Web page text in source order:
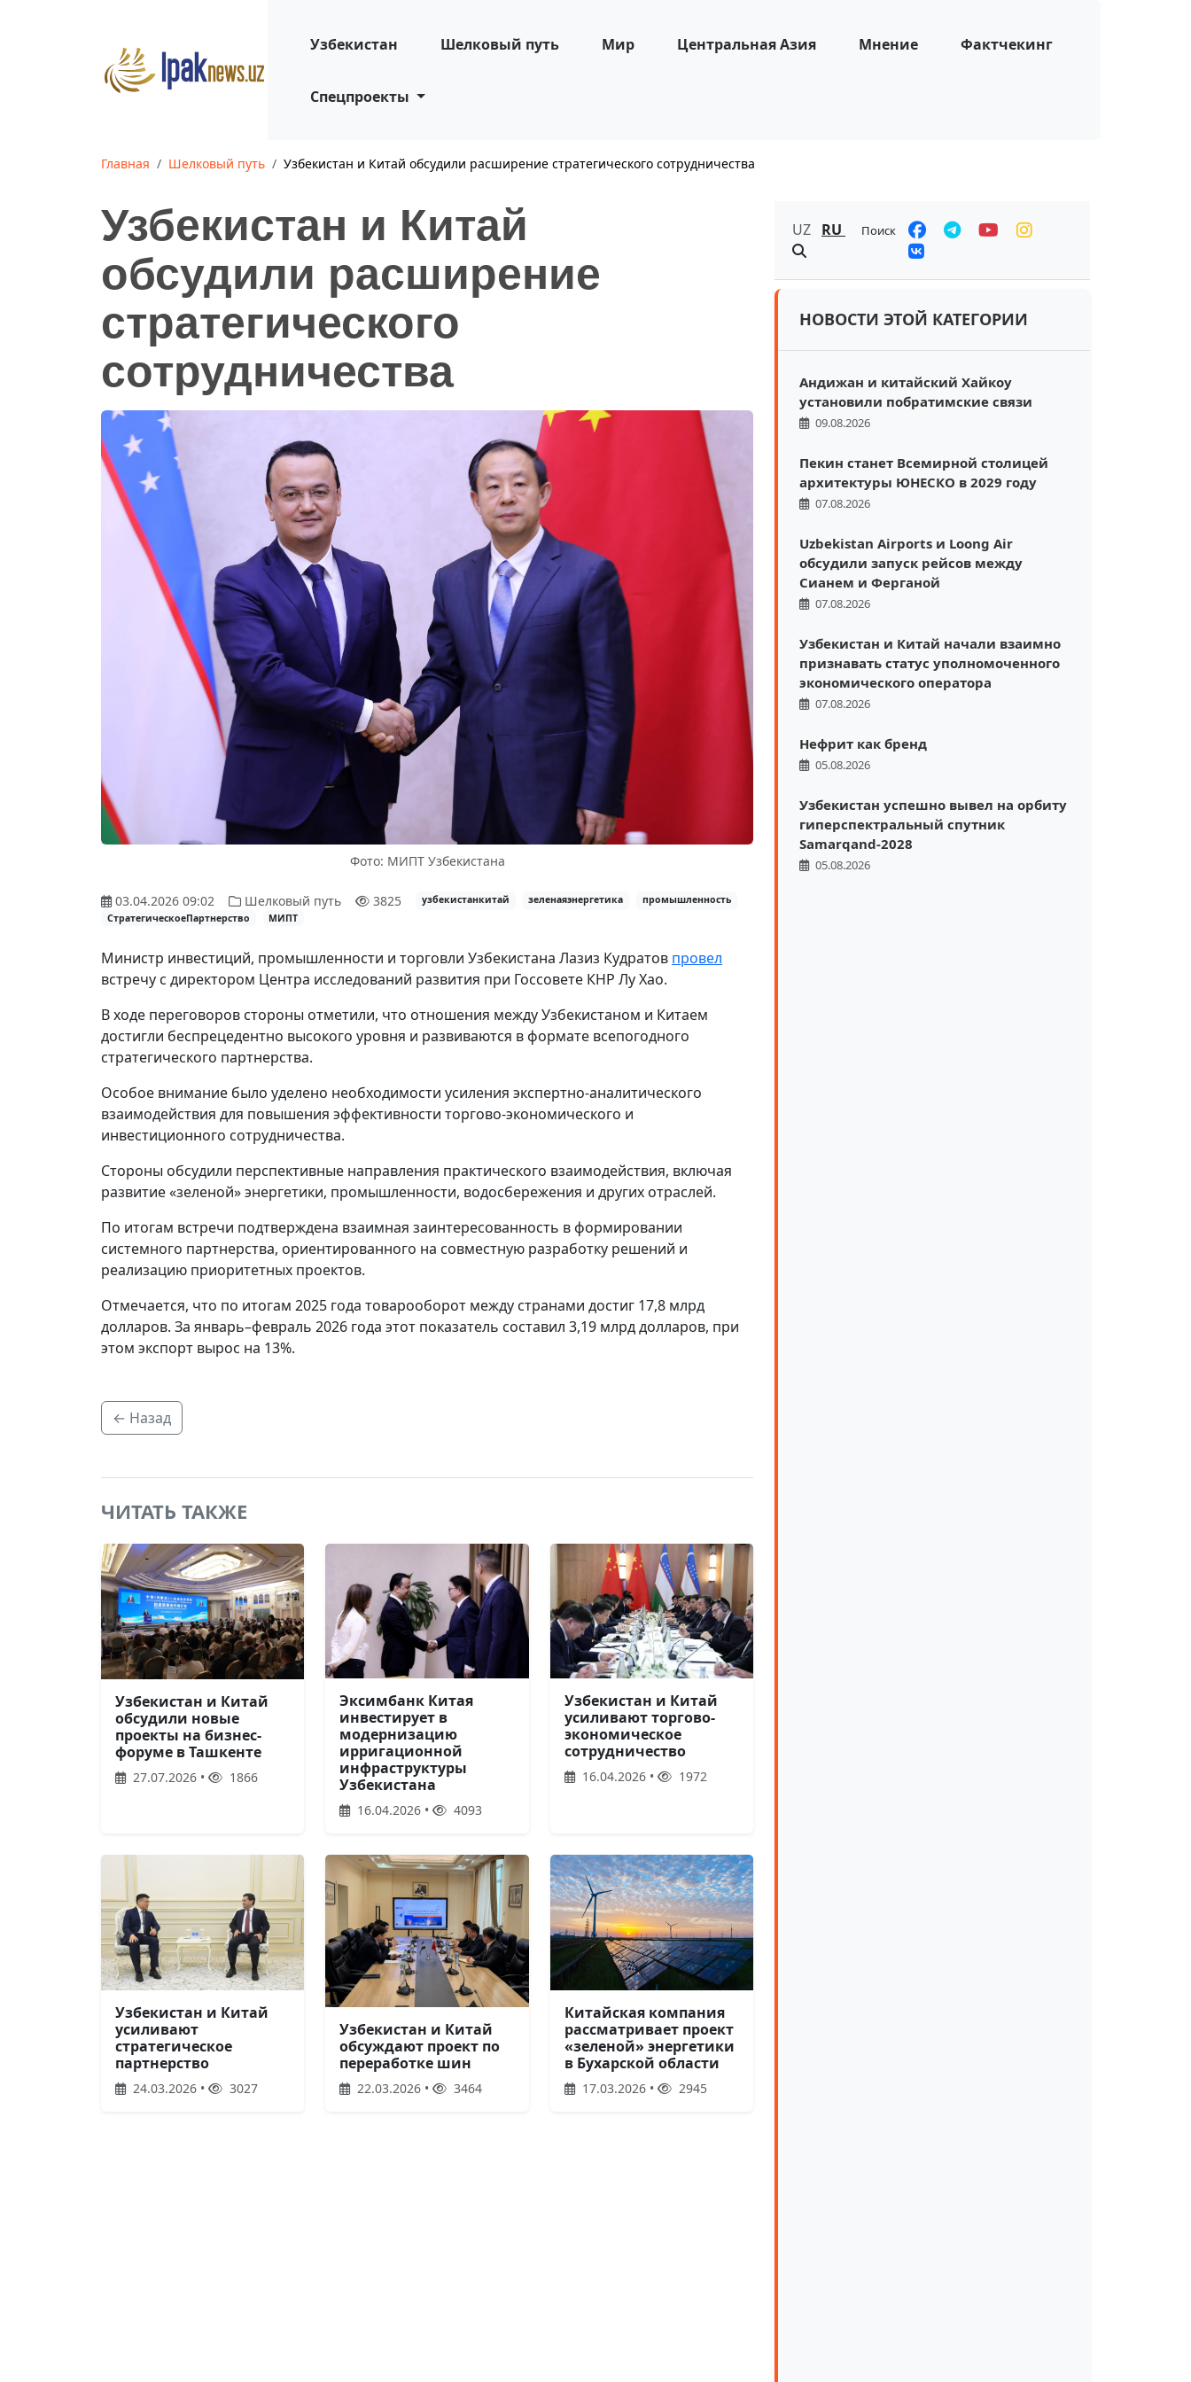
Узбекистан Шелковый путь Мир Центральная Азия Мнение Фактчекинг
Спецпроекты
Главная Шелковый путь Узбекистан и Китай обсудили расширение стратегического сотрудничества
Узбекистан и Китай
обсудили расширение
стратегического
сотрудничества
Фото: МИПТ Узбекистана
03.04.2026 09:02 Шелковый путь 3825 узбекистанкитай зеленаяэнергетика
промышленность
СтратегическоеПартнерство
МИПТ
Министр инвестиций, промышленности и торговли Узбекистана Лазиз Кудратов провел
встречу с директором Центра исследований развития при Госсовете КНР Лу Хао.
В ходе переговоров стороны отметили, что отношения между Узбекистаном и Китаем
достигли беспрецедентно высокого уровня и развиваются в формате всепогодного
стратегического партнерства.
Особое внимание было уделено необходимости усиления экспертно-аналитического
взаимодействия для повышения эффективности торгово-экономического и
инвестиционного сотрудничества.
Стороны обсудили перспективные направления практического взаимодействия, включая
развитие «зеленой» энергетики, промышленности, водосбережения и других отраслей.
По итогам встречи подтверждена взаимная заинтересованность в формировании
системного партнерства, ориентированного на совместную разработку решений и
реализацию приоритетных проектов.
Отмечается, что по итогам 2025 года товарооборот между странами достиг 17,8 млрд
долларов. За январь–февраль 2026 года этот показатель составил 3,19 млрд долларов, при
этом экспорт вырос на 13%.
← Назад
ЧИТАТЬ ТАКЖЕ
Узбекистан и Китай
обсудили новые
проекты на бизнес-
форуме в Ташкенте
27.07.2026 • 1866
Эксимбанк Китая
инвестирует в
модернизацию
ирригационной
инфраструктуры
Узбекистана
16.04.2026 • 4093
Узбекистан и Китай
усиливают торгово-
экономическое
сотрудничество
16.04.2026 • 1972
Узбекистан и Китай
усиливают
стратегическое
партнерство
24.03.2026 • 3027
Узбекистан и Китай
обсуждают проект по
переработке шин
22.03.2026 • 3464
Китайская компания
рассматривает проект
«зеленой» энергетики
в Бухарской области
17.03.2026 • 2945
UZ RU Поиск
НОВОСТИ ЭТОЙ КАТЕГОРИИ
Андижан и китайский Хайкоу
установили побратимские связи
09.08.2026
Пекин станет Всемирной столицей
архитектуры ЮНЕСКО в 2029 году
07.08.2026
Uzbekistan Airports и Loong Air
обсудили запуск рейсов между
Сианем и Ферганой
07.08.2026
Узбекистан и Китай начали взаимно
признавать статус уполномоченного
экономического оператора
07.08.2026
Нефрит как бренд
05.08.2026
Узбекистан успешно вывел на орбиту
гиперспектральный спутник
Samarqand-2028
05.08.2026